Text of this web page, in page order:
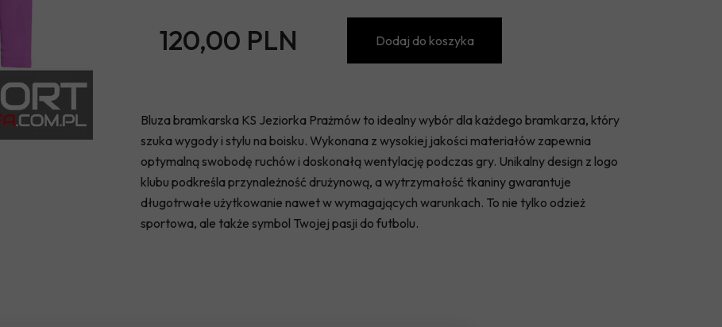
Dodaj do koszyka
Bluza bramkarska KS Jeziorka Prażmów to idealny wybór dla każdego bramkarza, który
szuka wygody i stylu na boisku. Wykonana z wysokiej jakości materiałów zapewnia
optymalną swobodę ruchów i doskonałą wentylację podczas gry. Unikalny design z logo
klubu podkreśla przynależność drużynową, a wytrzymałość tkaniny gwarantuje
długotrwałe użytkowanie nawet w wymagających warunkach. To nie tylko odzież
sportowa, ale także symbol Twojej pasji do futbolu.
120,00 PLN